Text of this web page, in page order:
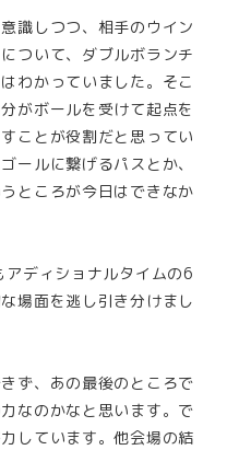
識しつつ、相手のウイン
ついて、ダブルボランチ
わかっていました。そこ
がボールを受けて起点を
ことが役割だと思ってい
ールに繋げるパスとか、
ところが今日はできなか
ディショナルタイムの6
場面を逃し引き分けまし
ず、あの最後のところで
なのかなと思います。で
しています。他会場の結